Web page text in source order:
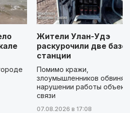
Жители Улан-Удэ
раскурочили две
станции
Помимо кражи,
злоумышленников
нарушении работы
связи
07.08.2026 в 17:08